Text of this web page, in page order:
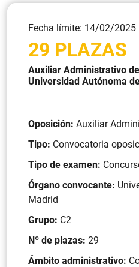
Fecha límite: 14/02/2025
29 PLAZAS
Auxiliar Administrativo
Universidad Autónoma
Oposición: Auxiliar
Tipo: Convocatoria
Tipo de examen:
Órgano convocante:
Madrid
Grupo: C2
Nº de plazas: 29
Ámbito administrativo: